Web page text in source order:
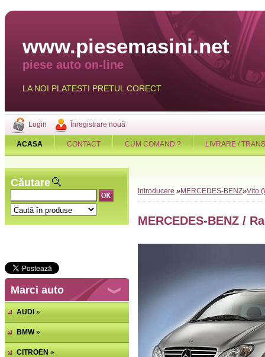
www.piesemasini.net
piese auto on-line
LA NOI PLATESTI PRETUL CORECT
Login Înregistrare nouă
ACASA CONTACT CUM COMAND ? LIVRARE /
Căutare
Marci auto
AUDI »
BMW»
CITROEN »
Introducere »MERCEDES-BENZ»Vito
MERCEDES-BENZ /